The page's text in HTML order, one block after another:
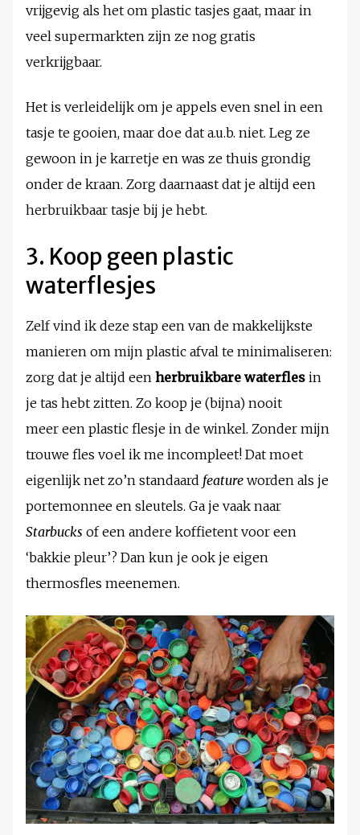
vrijgevig als het om plastic tasjes gaat, maar in
veel supermarkten zijn ze nog gratis
verkrijgbaar.
Het is verleidelijk om je appels even snel in een
tasje te gooien, maar doe dat a.u.b. niet. Leg ze
gewoon in je karretje en was ze thuis grondig
onder de kraan. Zorg daarnaast dat je altijd een
herbruikbaar tasje bij je hebt.
3. Koop geen plastic
waterflesjes
Zelf vind ik deze stap een van de makkelijkste
manieren om mijn plastic afval te minimaliseren:
zorg dat je altijd een herbruikbare waterfles in
je tas hebt zitten. Zo koop je (bijna) nooit
meer een plastic flesje in de winkel. Zonder mijn
trouwe fles voel ik me incompleet! Dat moet
eigenlijk net zo’n standaard feature worden als je
portemonnee en sleutels. Ga je vaak naar
Starbucks of een andere koffietent voor een
‘bakkie pleur’? Dan kun je ook je eigen
thermosfles meenemen.